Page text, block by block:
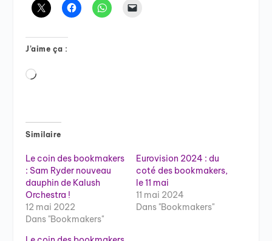
J’aime ça :
Chargement…
Similaire
Le coin des bookmakers
: Sam Ryder nouveau
dauphin de Kalush
Orchestra !
12 mai 2022
Dans "Bookmakers"
Eurovision 2024 : du
coté des bookmakers,
le 11 mai
11 mai 2024
Dans "Bookmakers"